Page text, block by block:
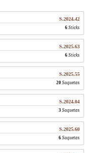
S.2024.42
6 Sticks
S.2025.63
6 Sticks
S.2025.55
20 Saquetas
S.2024.04
3 Saquetas
S.2025.60
6 Saquetas